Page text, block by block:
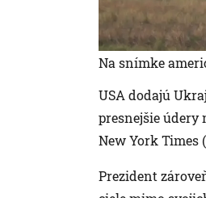
Na snímke
USA dodajú
presnejšie údery
New York Times
Prezident